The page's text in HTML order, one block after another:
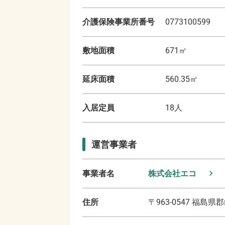
介護保険事業所番号 0773100599
敷地面積 671 ㎡
延床面積 560.35㎡
入居定員 18人
運営事業者
事業者名 株式会社エコ
住所 〒 963-0547 福島県